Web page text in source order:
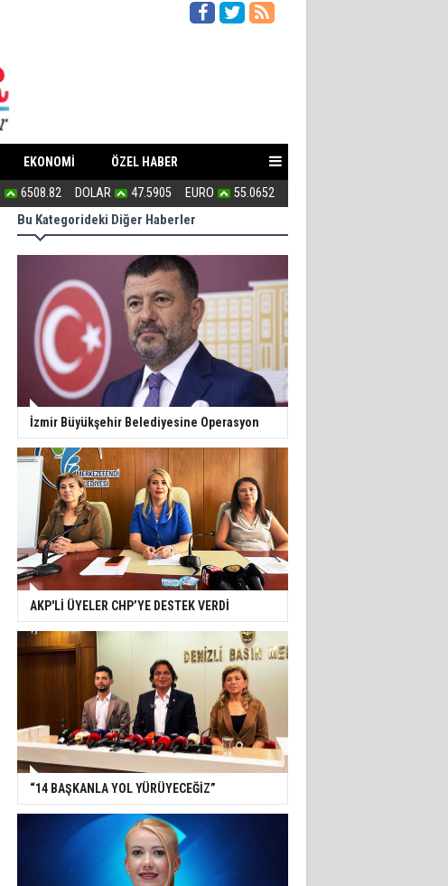
EKONOMİ ÖZEL HABER
6508.82 DOLAR 47.5905 EURO 55.0652
Bu Kategorideki Diğer Haberler
İzmir Büyükşehir Belediyesine Operasyon
AKP'Lİ ÜYELER CHP’YE DESTEK VERDİ
“14 BAŞKANLA YOL YÜRÜYECEĞİZ”